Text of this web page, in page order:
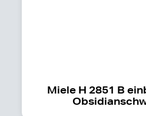
Miele H 2851 B